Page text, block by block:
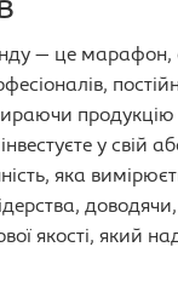
— це марафон,
продукцію
у свій
яка
якості, який